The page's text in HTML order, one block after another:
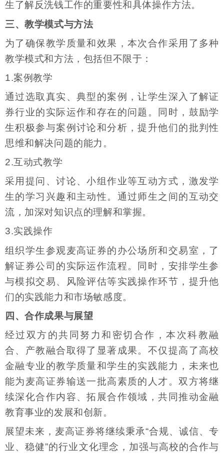
生了解反洗钱工作的重要性和具体操作方法。
三、教学模式与方法
为了确保教学质量和效果，本次合作采用了多种
教学模式和方法，包括但不限于：
1.案例教学
通过选取真实、典型的案例，让学生深入了解证
券行业的实际运作和存在的问题。同时，鼓励学
生积极参与案例讨论和分析，提升他们的批判性
思维和解决问题的能力。
2.互动式教学
采用提问、讨论、小组作业等互动方式，激发学
生的学习兴趣和主动性。通过师生之间的互动交
流，加深对知识点的理解和掌握。
3.实践操作
组织学生参观麦高证券的办公场所和交易室，了
解证券公司的实际运作流程。同时，安排学生参
与模拟交易、风险评估等实践操作环节，提升他
们的实践能力和市场敏感度。
四、合作成果与展望
经过双方的共同努力和密切合作，本次科教融
合、产教融合取得了显著成果。不仅提高了高校
金融专业的教学质量和学生的实践能力，未来也
能为麦高证券输送一批高素质的人才。双方将继
续深化合作内容、拓展合作领域，共同推动金融
教育事业的发展和创新。
展望未来，麦高证券将继续秉承“合规、诚信、专
业、稳健”的行业文化理念，加强与高校的合作与